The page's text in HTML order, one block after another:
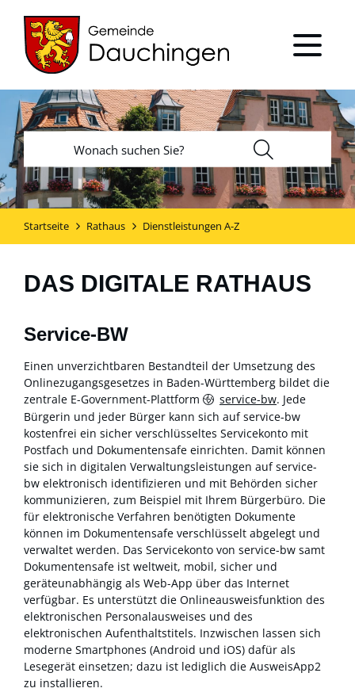
Startseite Rathaus Dienstleistungen A-Z
DAS DIGITALE RATHAUS
Service-BW
Einen unverzichtbaren Bestandteil der Umsetzung des
Onlinezugangsgesetzes in Baden-Württemberg bildet die
zentrale E-Government-Plattform
service-bw. Jede
Bürgerin und jeder Bürger kann sich auf service-bw
kostenfrei ein sicher verschlüsseltes Servicekonto mit
Postfach und Dokumentensafe einrichten. Damit können
sie sich in digitalen Verwaltungsleistungen auf service-
bw elektronisch identifizieren und mit Behörden sicher
kommunizieren, zum Beispiel mit Ihrem Bürgerbüro. Die
für elektronische Verfahren benötigten Dokumente
können im Dokumentensafe verschlüsselt abgelegt und
verwaltet werden. Das Servicekonto von service-bw samt
Dokumentensafe ist weltweit, mobil, sicher und
geräteunabhängig als Web-App über das Internet
verfügbar. Es unterstützt die Onlineausweisfunktion des
elektronischen Personalausweises und des
elektronischen Aufenthaltstitels. Inzwischen lassen sich
moderne Smartphones (Android und iOS) dafür als
Lesegerät einsetzen; dazu ist lediglich die AusweisApp2
zu installieren.